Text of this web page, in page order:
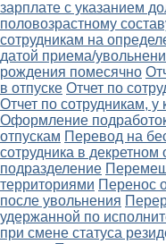
зарплате с указанием
половозрастному
сотрудникам на
датой приема/
рождения помесячно
в отпуске Отчет по
Отчет по сотрудникам, у
Оформление
отпускам Перевод на
сотрудника в декретном
подразделение
территориями Перенос
после увольнения
удержанной по
при смене статуса